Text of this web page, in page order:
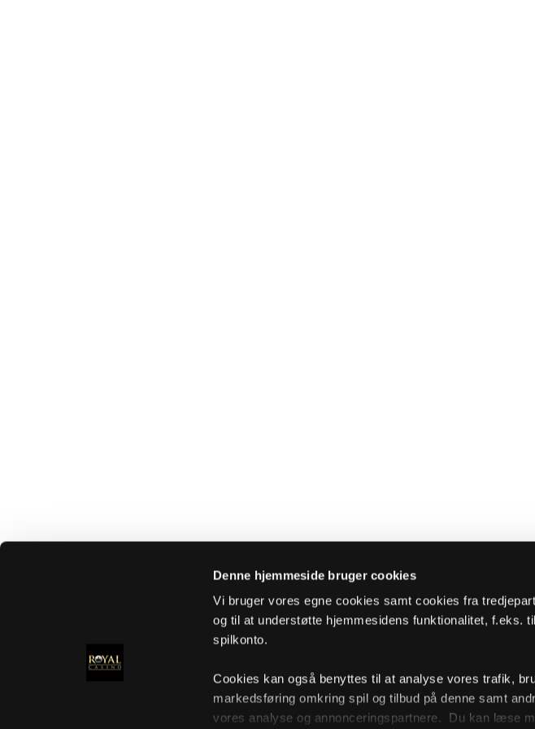
Denne hjemmeside bruger cookies
Vi bruger vores egne cookies samt cookies fra
og til at understøtte hjemmesidens funktionalitet, f.eks.
spilkonto.
Cookies kan også benyttes til at analyse vores trafik,
markedsføring omkring spil og tilbud på denne samt
vores analyse og annonceringspartnere. Du kan læse